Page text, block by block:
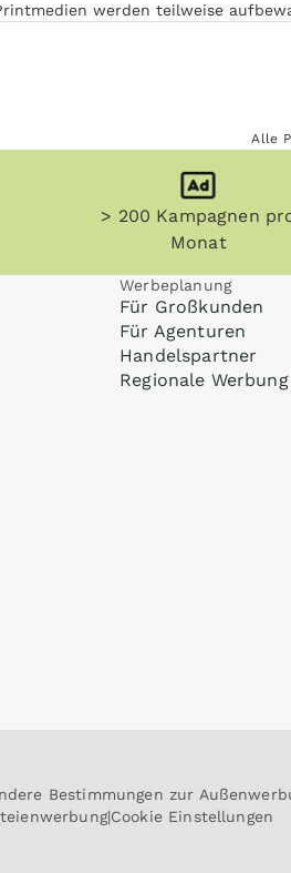
werden teilweise
Nutzung von ERFURTmagazin ist
Bahn auf dem Weg zur Arbeit.
Alle
> 200 Kampagnen
Monat
Werbeplanung
Für Großkunden
Für Agenturen
Handelspartner
Regionale Werbung
Bestimmungen zur
Cookie Einstellungen